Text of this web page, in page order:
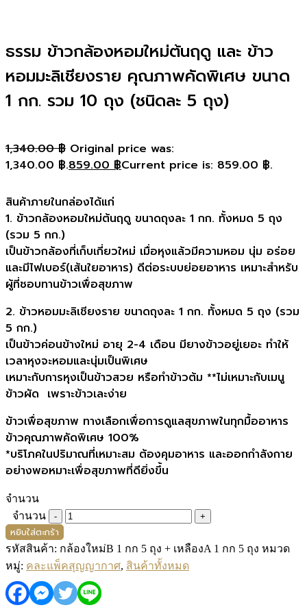
ธรรม ข้าวกล้องหอมใหม่ต้นฤดู และ ข้าว
หอมมะลิเชียงราย คุณภาพคัดพิเศษ ขนาด
1 กก. รวม 10 ถุง (ชนิดละ 5 ถุง)
1,340.00฿ Original price was:
1,340.00 ฿.859.00 ฿Current price is: 859.00 ฿.
สินค้าภายในกล่องได้แก่
1. ข้าวกล้องหอมใหม่ต้นฤดู ขนาดถุงละ 1 กก. ทั้งหมด 5 ถุง
(รวม 5 กก.)
เป็นข้าวกล้องที่เก็บเกี่ยวใหม่ เมื่อหุงแล้วมีความหอม นุ่ม อร่อย
และมีไฟเบอร์(เส้นใยอาหาร) ดีต่อระบบย่อยอาหาร เหมาะสำหรับ
ผู้ที่ชอบทานข้าวเพื่อสุขภาพ
2. ข้าวหอมมะลิเชียงราย ขนาดถุงละ 1 กก. ทั้งหมด 5 ถุง (รวม
5 กก.)
เป็นข้าวค่อนข้างใหม่ อายุ 2-4 เดือน มียางข้าวอยู่เยอะ ทำให้
เวลาหุงจะหอมและนุ่มเป็นพิเศษ
เหมาะกับการหุงเป็นข้าวสวย หรือทำข้าวต้ม **ไม่เหมาะกับเมนู
ข้าวผัด เพราะข้าวเละง่าย
ข้าวเพื่อสุขภาพ ทางเลือกเพื่อการดูแลสุขภาพในทุกมื้ออาหาร
ข้าวคุณภาพคัดพิเศษ 100%
*บริโภคในปริมาณที่เหมาะสม ต้องคุมอาหาร และออกกำลังกาย
อย่างพอหมาะเพื่อสุขภาพที่ดียิ่งขึ้น
จำนวน
จำนวน
หยิบใส่ตะกร้า
รหัสสินค้า: กล้องใหม่B 1 กก 5 ถุง + เหลืองA 1 กก 5 ถุง หมวด
หมู่: คละแพ็คสุญญากาศ, สินค้าทั้งหมด